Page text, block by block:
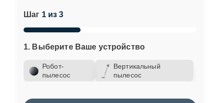
Шаг 1 из 3
1. Выберите Ваше устройство
Робот-
пылесос
Вертикальный
пылесос